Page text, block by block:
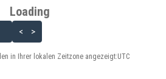
Loading - current view is
Loading
< >
in Ihrer lokalen Zeitzone angezeigt:UTC